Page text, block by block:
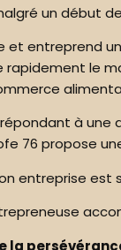
un début
et entreprend
rapidement le
répondant à
76 propose
entreprise est
la